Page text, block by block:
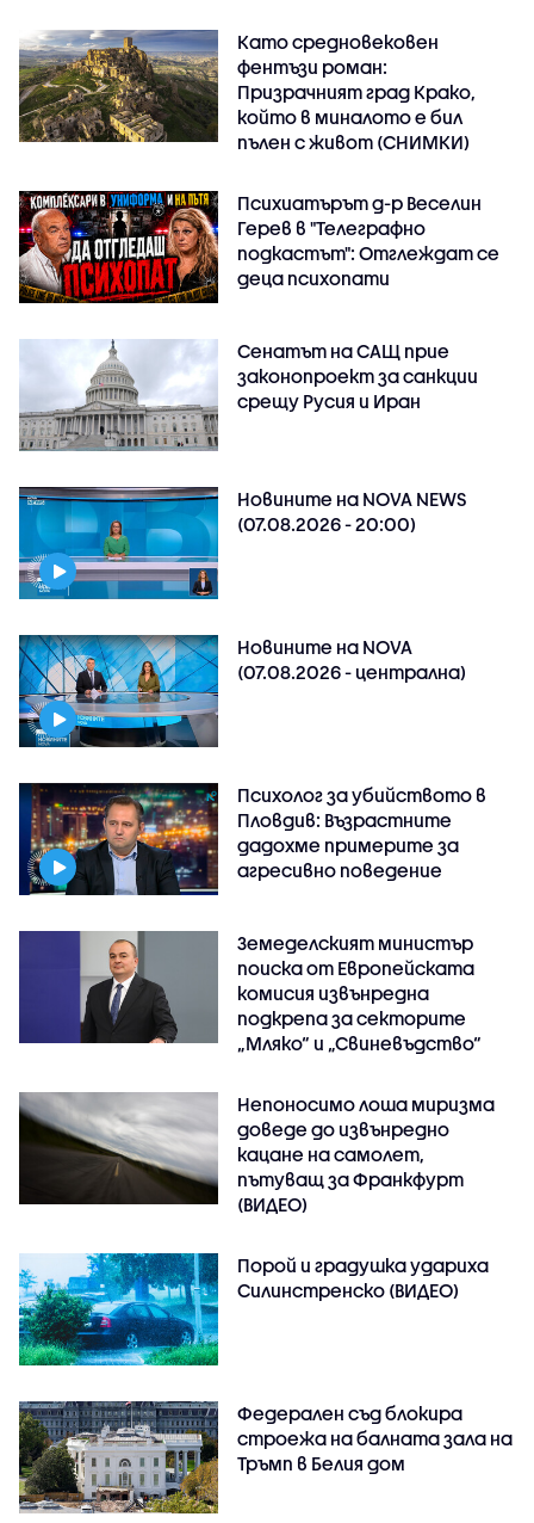
Като средновековен
фентъзи роман:
Призрачният град Крако,
който в миналото е бил
пълен с живот (СНИМКИ)
Психиатърът д-р Веселин
Герев в "Телеграфно
подкастът": Отглеждат се
деца психопати
Сенатът на САЩ прие
законопроект за санкции
срещу Русия и Иран
Новините на NOVA NEWS
(07.08.2026 - 20:00)
Новините на NOVA
(07.08.2026 - централна)
Психолог за убийството в
Пловдив: Възрастните
дадохме примерите за
агресивно поведение
Земеделският министър
поиска от Европейската
комисия извънредна
подкрепа за секторите
„Мляко“ и „Свиневъдство“
Непоносимо лоша миризма
доведе до извънредно
кацане на самолет,
пътуващ за Франкфурт
(ВИДЕО)
Порой и градушка удариха
Силинстренско (ВИДЕО)
Федерален съд блокира
строежа на балната зала на
Тръмп в Белия дом